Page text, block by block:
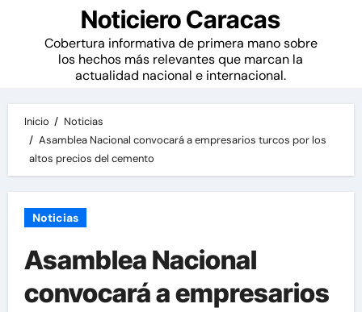
Noticiero Caracas
Cobertura informativa de primera mano sobre
los hechos más relevantes que marcan la
actualidad nacional e internacional.
Inicio
Noticias
Asamblea Nacional convocará a empresarios turcos por los
altos precios del cemento
Noticias
Asamblea Nacional
convocará a empresarios